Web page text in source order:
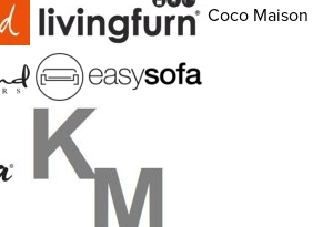
Coco Maison